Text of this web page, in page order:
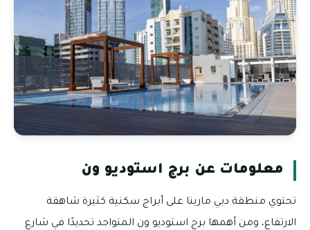
معلومات عن برج استوديو ون
تحتوي منطقة دبي مارينا على أبراج سكنية كثيرة شاهقة
الارتفاع، ومن أهمها برج استوديو ون المتواجد تحديدًا في شارع